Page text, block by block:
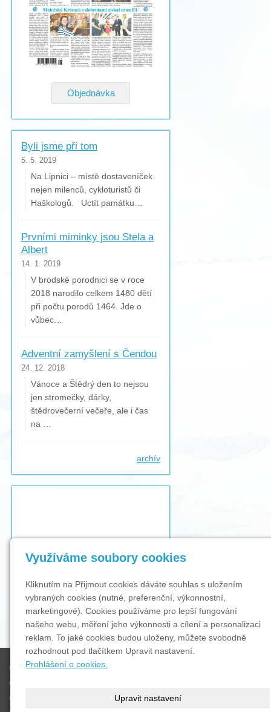
Objednávka
Byli jsme při tom
5. 5. 2019
Na Lipnici – místě dostaveníček
nejen milenců, cykloturistů či
Haškologů. Uctít památku…
Prvními miminky jsou Stela a
Albert
14. 1. 2019
V brodské porodnici se v roce
2018 narodilo celkem 1480 dětí
při počtu porodů 1464. Jde o
vůbec…
Adventní zamyšlení s Čendou
24. 12. 2018
Vánoce a Štědrý den to nejsou
jen stromečky, dárky,
štědrovečerní večeře, ale i čas
na …
archív
O nás
OBJEDNÁVKA
Ceník
Využíváme soubory cookies
Kliknutím na Přijmout cookies dáváte souhlas s uložením
vybraných cookies (nutné, preferenční, výkonnostní,
marketingové). Cookies používáme pro lepší fungování
našeho webu, měření jeho výkonnosti a cílení a personalizaci
reklam. To jaké cookies budou uloženy, můžete svobodně
rozhodnout pod tlačítkem Upravit nastavení.
Prohlášení o cookies.
Upravit nastavení